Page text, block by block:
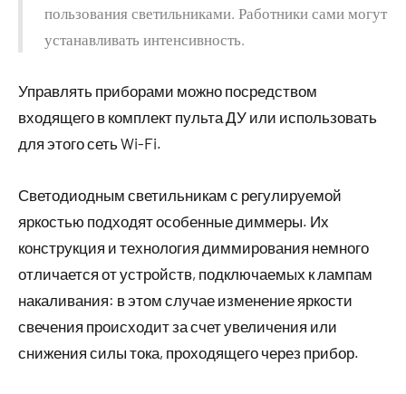
пользования светильниками. Работники сами могут
устанавливать интенсивность.
Управлять приборами можно посредством
входящего в комплект пульта ДУ или использовать
для этого сеть Wi-Fi.
Светодиодным светильникам с регулируемой
яркостью подходят особенные диммеры. Их
конструкция и технология диммирования немного
отличается от устройств, подключаемых к лампам
накаливания: в этом случае изменение яркости
свечения происходит за счет увеличения или
снижения силы тока, проходящего через прибор.